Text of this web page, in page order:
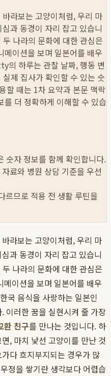
라보는 고양이처럼, 우리 마
과 동경이 자리 잡고 있습니
나라의 문화에 대한 관심은
메이션을 보며 일본어를 배우
의 하루는 관찰 날짜, 행동 변
제 집사가 확인할 수 있는 숫
할 때는 1차 요약과 본문 맥락
를 더 정확하게 이해할 수 있습
숫자 정보를 함께 확인합니다.
료와 병원 상담 기준을 우선
르므로 적용 전 생활 루틴을
라보는 고양이처럼, 우리 마
과 동경이 자리 잡고 있습니
나라의 문화에 대한 관심은
이션을 보며 일본어를 배우
국 음식을 사랑하는 일본인
이러한 꿈을 실현시켜 줄 가장
환 친구를 만나는 것입니다. 하
, 마치 낯선 고양이를 만난 것
다 흐지부지되는 경우가 많
정을 쌓기란 생각보다 어렵습